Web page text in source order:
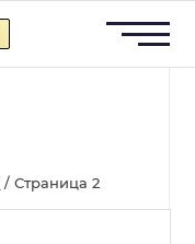
/Страница 2